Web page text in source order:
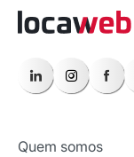
Quem somos